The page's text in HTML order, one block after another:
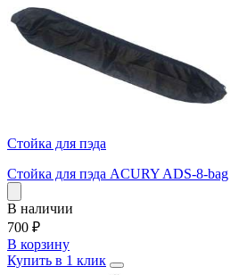
Стойка для пэда
Стойка для пэда ACURY ADS-8-bag
В наличии
700 ₽
В корзину
Купить в 1 клик